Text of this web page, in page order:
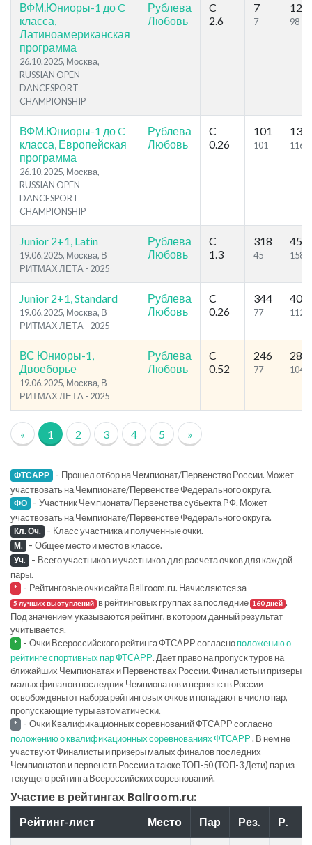
ВФМ.Юниоры-1 до C
класса,
Латиноамериканская
программа
26.10.2025, Москва,
RUSSIAN OPEN
DANCESPORT
CHAMPIONSHIP
Рублева
Любовь
C
2.6
7
7
129
98
ВФМ.Юниоры-1 до C
класса, Европейская
программа
26.10.2025, Москва,
RUSSIAN OPEN
DANCESPORT
CHAMPIONSHIP
Рублева
Любовь
C
0.26
101
101
130
116
Junior 2+1, Latin
19.06.2025, Москва, В
РИТМАХ ЛЕТА - 2025
Рублева
Любовь
C
1.3
318
45
455
158
Junior 2+1, Standard
19.06.2025, Москва, В
РИТМАХ ЛЕТА - 2025
Рублева
Любовь
C
0.26
344
77
401
112
ВС Юниоры-1,
Двоеборье
19.06.2025, Москва, В
РИТМАХ ЛЕТА - 2025
Рублева
Любовь
C
0.52
246
77
284
104
« 1 2 3 4 5 »
ФТСАРР - Прошел отбор на Чемпионат/Первенство России. Может
участвовать на Чемпионате/Первенстве Федерального округа.
ФО - Участник Чемпионата/Первенства субьекта РФ. Может
участвовать на Чемпионате/Первенстве Федерального округа.
Кл. Оч. - Класс участника и полученные очки.
М. - Общее место и место в классе.
Уч. - Всего участников и участников для расчета очков для каждой
пары.
* - Рейтинговые очки сайта Ballroom.ru. Начисляются за
5 лучших выступлений в рейтинговых группах за последние 160 дней .
Под значением указываются рейтинг, в котором данный результат
учитывается.
* - Очки Всероссийского рейтинга ФТСАРР согласноположению о
рейтинге спортивных пар ФТСАРР. Дает право на пропуск туров на
ближайших Чемпионатах и Первенствах России. Финалисты и призеры
малых финалов последних Чемпионатов и первенств России
освобождены от набора рейтинговых очков и попадают в число пар,
пропускающие туры автоматически.
* - Очки Квалификационных соревнований ФТСАРР согласно
положению о квалификационных соревнованиях ФТСАРР. В нем не
участвуют Финалисты и призеры малых финалов последних
Чемпионатов и первенств России а также ТОП-50 (ТОП-3 Дети) пар из
текущего рейтинга Всероссийских соревнований.
Участие в рейтингах Ballroom.ru:
Рейтинг-лист Место Пар Рез. Р.